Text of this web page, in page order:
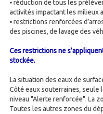
⦁ réduction de tous les
activités impactant les milieux
⦁ restrictions renforcées
des piscines, de lavage des
Ces restrictions ne
stockée.
La situation des eaux de
Côté eaux souterraines, seule
niveau "Alerte renforcée". La
Toutes les autres zones du